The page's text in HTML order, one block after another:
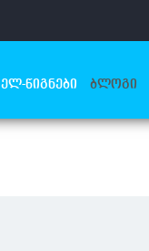
ᲔᲚ-ᲬᲘᲒᲜᲔᲑᲘ ᲑᲚᲝᲒᲘ